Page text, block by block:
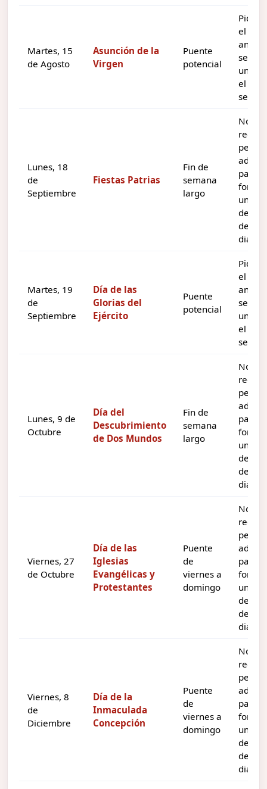
Martes, 15
de Agosto
Asunción de la
Virgen
Puente
potencial
el
se
unir
el fin
Lunes, 18
de
Septiembre
Fiestas Patrias
Fin de
semana
largo
No
pedir
para
formar
un
de tres
dias.
Martes, 19
de
Septiembre
Día de las
Glorias del
Ejército
Puente
potencial
el
se
unir
el fin
Lunes, 9 de
Octubre
Día del
Descubrimiento
de Dos Mundos
Fin de
semana
largo
No
pedir
para
formar
un
de tres
dias.
Viernes, 27
de Octubre
Día de las
Iglesias
Evangélicas y
Protestantes
Puente
de
viernes a
domingo
No
pedir
para
formar
un
de tres
dias.
Viernes, 8
de
Diciembre
Día de la
Inmaculada
Concepción
Puente
de
viernes a
domingo
No
pedir
para
formar
un
de tres
dias.